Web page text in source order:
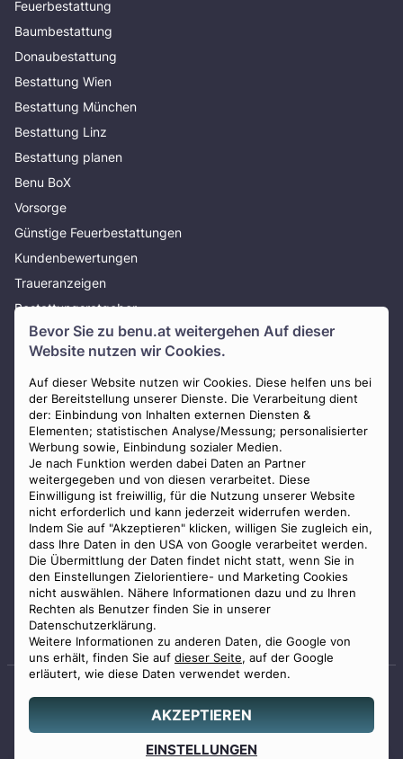
Bevor Sie zu benu.at weitergehen Auf dieser
Website nutzen wir Cookies.
Auf dieser Website nutzen wir Cookies. Diese helfen uns bei
der Bereitstellung unserer Dienste. Die Verarbeitung dient
der: Einbindung von Inhalten externen Diensten &
Elementen; statistischen Analyse/Messung; personalisierter
Werbung sowie, Einbindung sozialer Medien.
Je nach Funktion werden dabei Daten an Partner
weitergegeben und von diesen verarbeitet. Diese
Einwilligung ist freiwillig, für die Nutzung unserer Website
nicht erforderlich und kann jederzeit widerrufen werden.
Indem Sie auf "Akzeptieren" klicken, willigen Sie zugleich ein,
dass Ihre Daten in den USA von Google verarbeitet werden.
Die Übermittlung der Daten findet nicht statt, wenn Sie in
den Einstellungen Zielorientiere- und Marketing Cookies
nicht auswählen. Nähere Informationen dazu und zu Ihren
Rechten als Benutzer finden Sie in unserer
Datenschutzerklärung.
Weitere Informationen zu anderen Daten, die Google von
uns erhält, finden Sie auf dieser Seite, auf der Google
erläutert, wie diese Daten verwendet werden.
AKZEPTIEREN
EINSTELLUNGEN
0800 88 44 04
Feuerbestattung
Baumbestattung
Donaubestattung
Bestattung Wien
Bestattung München
Bestattung Linz
Bestattung planen
Benu BoX
Vorsorge
Günstige Feuerbestattungen
Kundenbewertungen
Traueranzeigen
Bestattungsratgeber
Über uns
Presse
AGB
Impressum
Datenschutz
Widerrufsbelehrung
Zahlungsmöglichkeiten
Staatlich geprüfter
© 2026 Benu GmbH. Alle Rechte vorbehalten.